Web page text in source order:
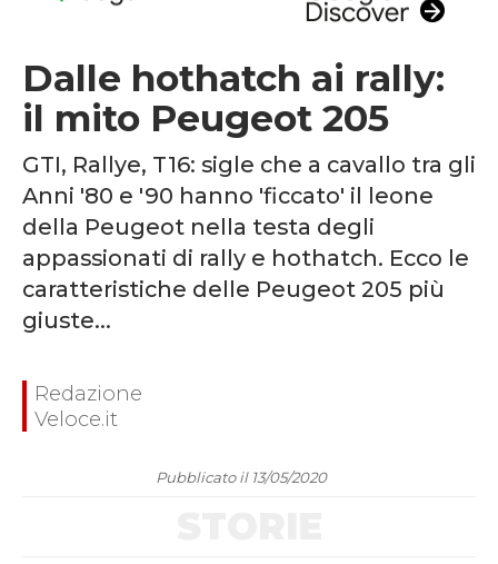
Dalle hothatch ai rally:
il mito Peugeot 205
GTI, Rallye, T16: sigle che a cavallo tra gli
Anni '80 e '90 hanno 'ficcato' il leone
della Peugeot nella testa degli
appassionati di rally e hothatch. Ecco le
caratteristiche delle Peugeot 205 più
giuste...
Redazione
Veloce.it
Pubblicato il 13/05/2020